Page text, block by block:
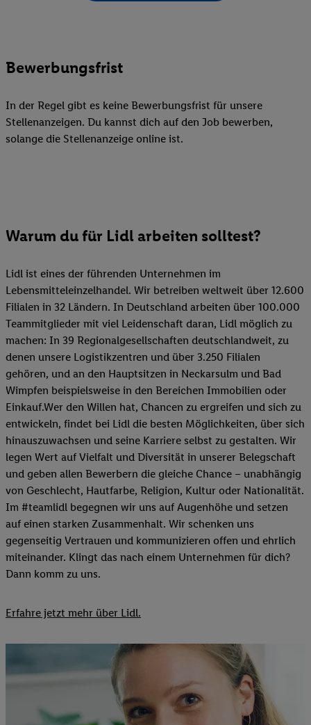
Bewerbungsfrist
In der Regel gibt es keine Bewerbungsfrist für unsere
Stellenanzeigen. Du kannst dich auf den Job bewerben,
solange die Stellenanzeige online ist.
Warum du für Lidl arbeiten solltest?
Lidl ist eines der führenden Unternehmen im
Lebensmitteleinzelhandel. Wir betreiben weltweit über 12.600
Filialen in 32 Ländern. In Deutschland arbeiten über 100.000
Teammitglieder mit viel Leidenschaft daran, Lidl möglich zu
machen: In 39 Regionalgesellschaften deutschlandweit, zu
denen unsere Logistikzentren und über 3.250 Filialen
gehören, und an den Hauptsitzen in Neckarsulm und Bad
Wimpfen beispielsweise in den Bereichen Immobilien oder
Einkauf.Wer den Willen hat, Chancen zu ergreifen und sich zu
entwickeln, findet bei Lidl die besten Möglichkeiten, über sich
hinauszuwachsen und seine Karriere selbst zu gestalten. Wir
legen Wert auf Vielfalt und Diversität in unserer Belegschaft
und geben allen Bewerbern die gleiche Chance – unabhängig
von Geschlecht, Hautfarbe, Religion, Kultur oder Nationalität.
Im #teamlidl begegnen wir uns auf Augenhöhe und setzen
auf einen starken Zusammenhalt. Wir schenken uns
gegenseitig Vertrauen und kommunizieren offen und ehrlich
miteinander. Klingt das nach einem Unternehmen für dich?
Dann komm zu uns.​
Erfahre jetzt mehr über Lidl.